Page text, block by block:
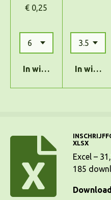
€ 0,25
In winkelwagen
In
XLSX
Excel –
185
Download